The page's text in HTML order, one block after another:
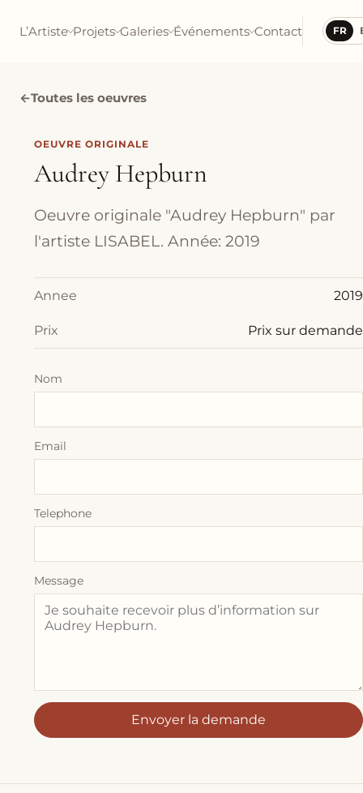
L’Artiste Projets Galeries Événements Contact FR
←Toutes les oeuvres
OEUVRE ORIGINALE
Audrey Hepburn
Oeuvre originale "Audrey Hepburn" par
l'artiste LISABEL. Année: 2019
Annee 2019
Prix Prix sur demande
Nom
Email
Telephone
Message
Envoyer la demande